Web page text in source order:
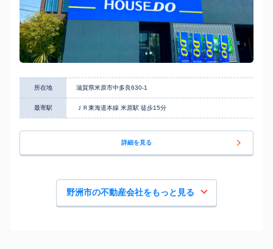
所在地 滋賀県米原市中多良630-1
最寄駅 ＪＲ東海道本線 米原駅 徒歩15分
詳細を見る
野洲市の不動産会社をもっと見る